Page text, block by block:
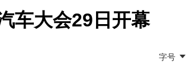
车大会29日开幕
字号